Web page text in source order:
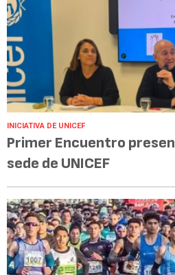
INICIATIVA DE UNICEF
Primer Encuentro
sede de UNICEF